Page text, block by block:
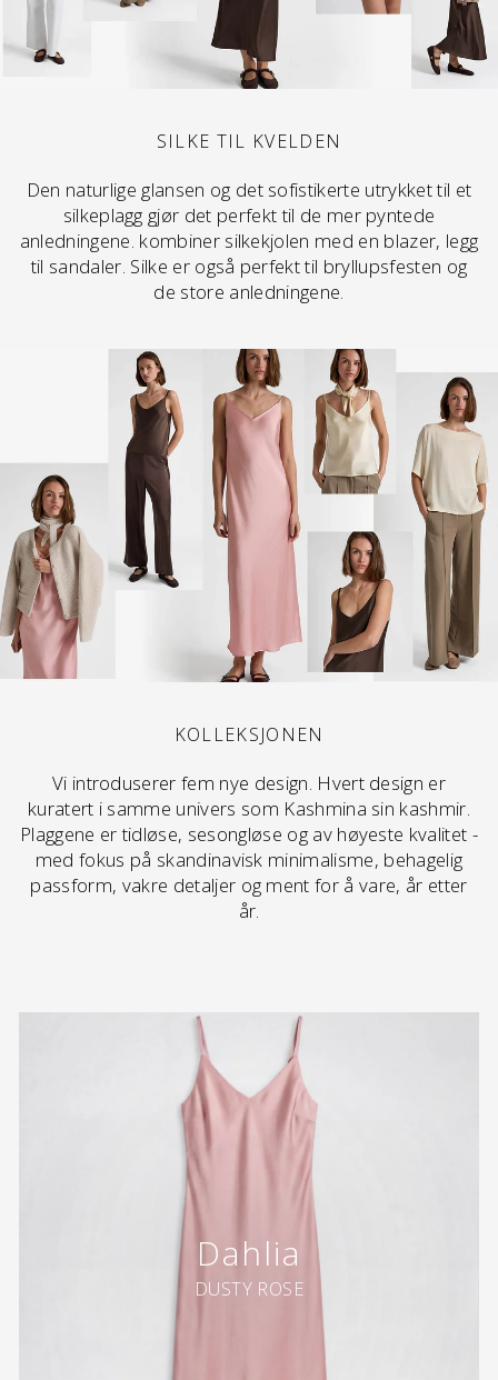
SILKE TIL KVELDEN
Den naturlige glansen og det sofistikerte utrykket til et
silkeplagg gjør det perfekt til de mer pyntede
anledningene. kombiner silkekjolen med en blazer, legg
til sandaler. Silke er også perfekt til bryllupsfesten og
de store anledningene.
KOLLEKSJONEN
Vi introduserer fem nye design. Hvert design er
kuratert i samme univers som Kashmina sin kashmir.
Plaggene er tidløse, sesongløse og av høyeste kvalitet -
med fokus på skandinavisk minimalisme, behagelig
passform, vakre detaljer og ment for å vare, år etter
år.
Dahlia
DUSTY ROSE